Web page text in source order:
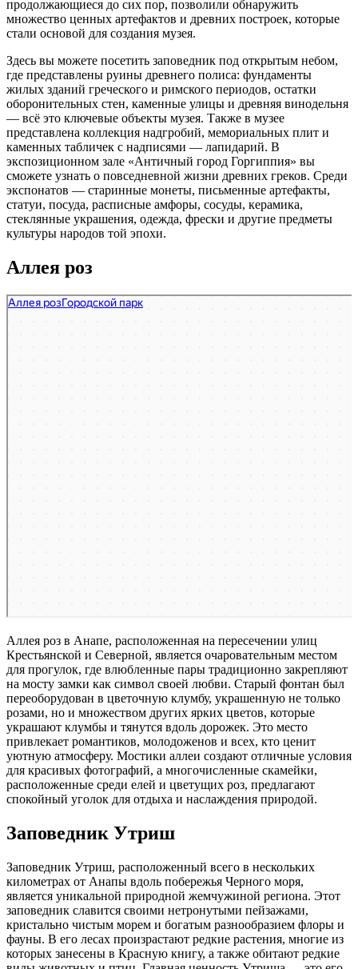
продолжающиеся до сих пор, позволили обнаружить
множество ценных артефактов и древних построек, которые
стали основой для создания музея.
Здесь вы можете посетить заповедник под открытым небом,
где представлены руины древнего полиса: фундаменты
жилых зданий греческого и римского периодов, остатки
оборонительных стен, каменные улицы и древняя винодельня
— всё это ключевые объекты музея. Также в музее
представлена коллекция надгробий, мемориальных плит и
каменных табличек с надписями — лапидарий. В
экспозиционном зале «Античный город Горгиппия» вы
сможете узнать о повседневной жизни древних греков. Среди
экспонатов — старинные монеты, письменные артефакты,
статуи, посуда, расписные амфоры, сосуды, керамика,
стеклянные украшения, одежда, фрески и другие предметы
культуры народов той эпохи.
Аллея роз
Аллея роз
Парк культуры и отдыха в Анапе
Аллея роз в Анапе, расположенная на пересечении улиц
Крестьянской и Северной, является очаровательным местом
для прогулок, где влюбленные пары традиционно закрепляют
на мосту замки как символ своей любви. Старый фонтан был
переоборудован в цветочную клумбу, украшенную не только
розами, но и множеством других ярких цветов, которые
украшают клумбы и тянутся вдоль дорожек. Это место
привлекает романтиков, молодоженов и всех, кто ценит
уютную атмосферу. Мостики аллеи создают отличные условия
для красивых фотографий, а многочисленные скамейки,
расположенные среди елей и цветущих роз, предлагают
спокойный уголок для отдыха и наслаждения природой.
Заповедник Утриш
Заповедник Утриш, расположенный всего в нескольких
километрах от Анапы вдоль побережья Черного моря,
является уникальной природной жемчужиной региона. Этот
заповедник славится своими нетронутыми пейзажами,
кристально чистым морем и богатым разнообразием флоры и
фауны. В его лесах произрастают редкие растения, многие из
которых занесены в Красную книгу, а также обитают редкие